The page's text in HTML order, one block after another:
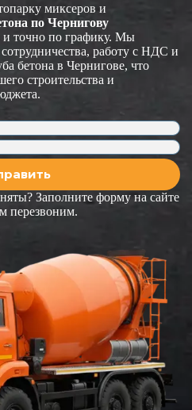
миксеров и
по Чернигову
и точно по графику. Мы
работу с НДС и
бетона в Чернигове, что
строительства и
Заполните форму на сайте
перезвоним.